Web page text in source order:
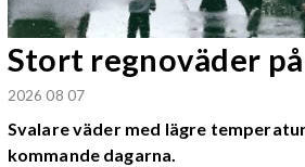
Stort regnoväder
2026 08 07
Svalare väder med lägre
kommande dagarna.